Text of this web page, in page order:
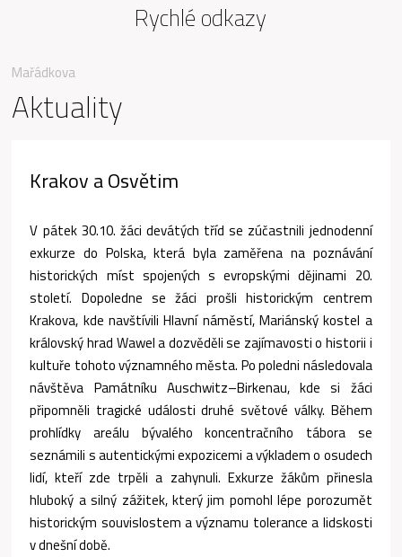
Mařádkova
Aktuality
Krakov a Osvětim
V pátek 30.10. žáci devátých tříd se zúčastnili jednodenní
exkurze do Polska, která byla zaměřena na poznávání
historických míst spojených s evropskými dějinami 20.
století. Dopoledne se žáci prošli historickým centrem
Krakova, kde navštívili Hlavní náměstí, Mariánský kostel a
královský hrad Wawel a dozvěděli se zajímavosti o historii i
kultuře tohoto významného města. Po poledni následovala
návštěva Památníku Auschwitz–Birkenau, kde si žáci
připomněli tragické události druhé světové války. Během
prohlídky areálu bývalého koncentračního tábora se
seznámili s autentickými expozicemi a výkladem o osudech
lidí, kteří zde trpěli a zahynuli. Exkurze žákům přinesla
hluboký a silný zážitek, který jim pomohl lépe porozumět
historickým souvislostem a významu tolerance a lidskosti
v dnešní době.
Rychlé odkazy